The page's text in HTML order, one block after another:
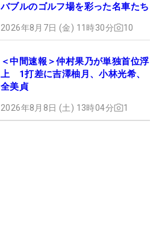
バブルのゴルフ場を彩った名車たち
2026年8月7日 (金) 11時30分 10
＜中間速報＞仲村果乃が単独首位浮
上 1打差に吉澤柚月、小林光希、
全美貞
2026年8月8日 (土) 13時04分 1